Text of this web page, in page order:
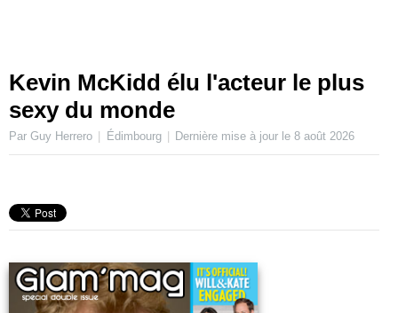
Kevin McKidd élu l'acteur le plus
sexy du monde
Par Guy Herrero Édimbourg Dernière mise à jour le8 août 2026